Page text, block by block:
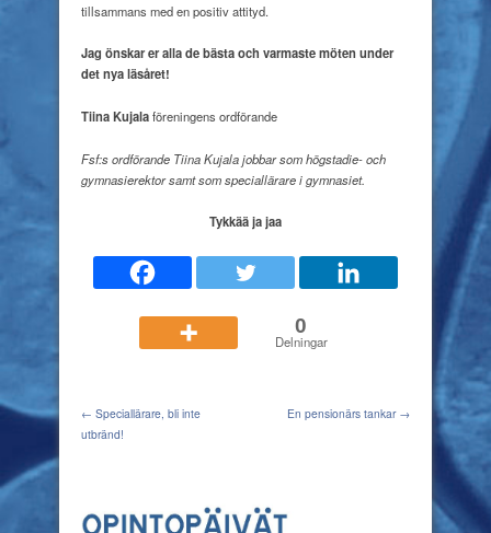
tillsammans med en positiv attityd.
Jag önskar er allade bästa och varmaste möten under
det nya läsåret!
Tiina Kujalaföreningens ordförande
Fsf:s ordförande Tiina Kujala jobbar som högstadie- och
gymnasierektor samt som speciallärare i gymnasiet.
Tykkää ja jaa
0
Delningar
← Speciallärare, bli inte
utbränd!
En pensionärs tankar →